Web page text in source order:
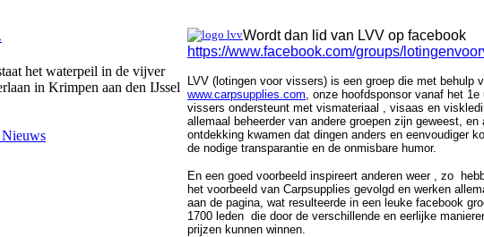
het waterpeil in de vijver
in Krimpen aan den IJssel
Wordt dan lid van LVV op facebook
https://www.facebook.com/groups/
LVV (lotingen voor vissers) is een groep die met behulp
www.carpsupplies.com, onze hoofdsponsor vanaf het 1e
vissers ondersteunt met vismateriaal , visaas en
allemaal beheerder van andere groepen zijn geweest, en
ontdekking kwamen dat dingen anders en eenvoudiger
de nodige transparantie en de onmisbare humor.
En een goed voorbeeld inspireert anderen weer , zo
het voorbeeld van Carpsupplies gevolgd en werken
aan de pagina, wat resulteerde in een leuke facebook
1700 leden die door de verschillende en eerlijke
prijzen kunnen winnen.